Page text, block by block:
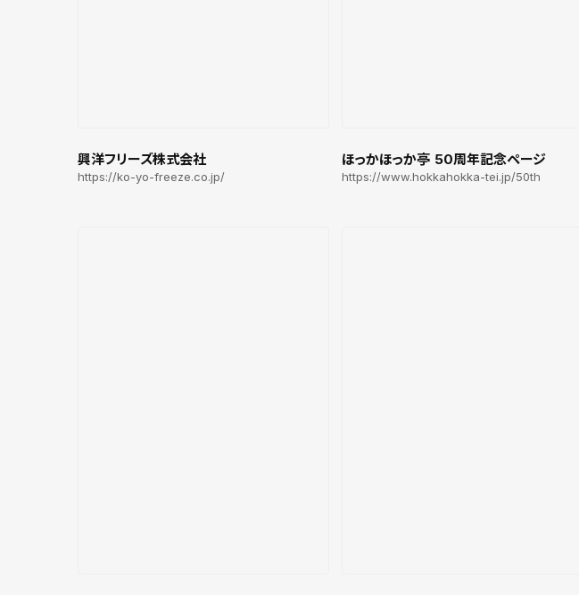
興洋フリーズ株式会社
https://ko-yo-freeze.co.jp/
ほっかほっか亭 50周年記念ページ
https://www.hokkahokka-tei.jp/50th